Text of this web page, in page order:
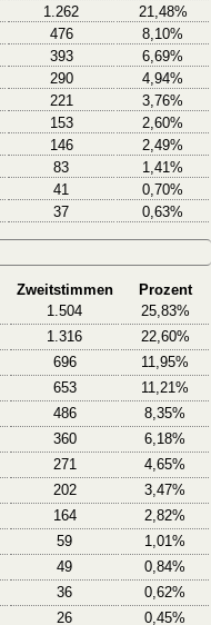
1.262
21,48%
476
8,10%
393
6,69%
290
4,94%
221
3,76%
153
2,60%
146
2,49%
83
1,41%
41
0,70%
37 0,63%
Zweitstimmen
Prozent
1.504
25,83%
1.316
22,60%
696
11,95%
653
11,21%
486
8,35%
360
6,18%
271
4,65%
202
3,47%
164
2,82%
59
1,01%
49
0,84%
36
0,62%
26 0,45%